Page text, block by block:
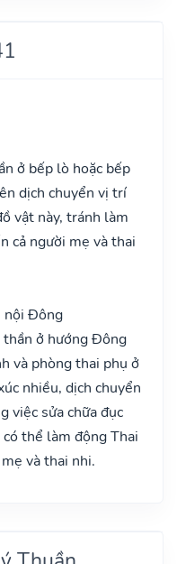
ở bếp lò hoặc bếp
dịch chuyển vị trí
vật này, tránh làm
cả người mẹ và thai
nội Đông
thần ở hướng Đông
và phòng thai phụ ở
nhiều, dịch chuyển
việc sửa chữa đục
thể làm động Thai
và thai nhi.